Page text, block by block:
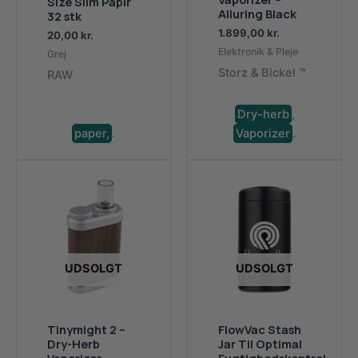
32 stk
20,00 kr.
Grej
RAW
paper, .
Alluring Black
1.899,00 kr.
Elektronik & Pleje
Storz & Bickel ™
Dry-herb ,
Vaporizer .
UDSOLGT
Tinymight 2 –
Dry-Herb
UDSOLGT
FlowVac Stash
Jar Til Optimal